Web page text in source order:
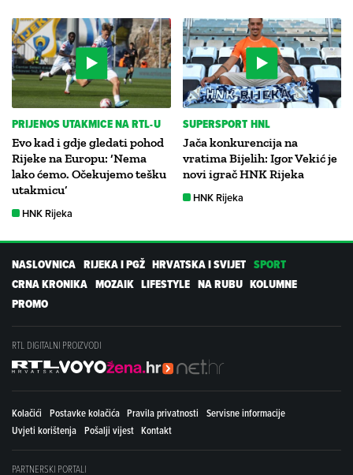
PRIJENOS UTAKMICE NA RTL-U
Evo kad i gdje gledati pohod
Rijeke na Europu: ‘Nema
lako ćemo. Očekujemo tešku
utakmicu’
HNK Rijeka
SUPERSPORT HNL
Jača konkurencija na
vratima Bijelih: Igor Vekić je
novi igrač HNK Rijeka
HNK Rijeka
NASLOVNICA RIJEKA I PGŽ HRVATSKA I SVIJET SPORT
CRNA KRONIKA MOZAIK LIFESTYLE NA RUBU KOLUMNE
PROMO
RTL DIGITALNI PROIZVODI
Kolačići Postavke kolačića Pravila privatnosti
Servisne informacije
Uvjeti korištenja Pošalji vijest Kontakt
PARTNERSKI PORTALI